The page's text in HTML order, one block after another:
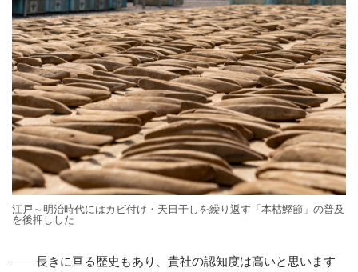
江戸～明治時代にはカビ付け・天日干しを繰り返す「本枯鰹節」の普及
を後押しした
――長きに亘る歴史もあり、貴社の認知度は高いと思います